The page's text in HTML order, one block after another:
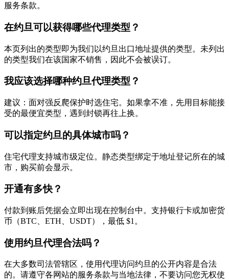
服务条款。
在约旦可以获得哪些代理类型？
本页列出的类型即为我们以约旦出口地址提供的类型。未列出
的类型我们在该国家不销售，因此不会被误订。
我应该选择哪种约旦代理类型？
建议：面对强反爬保护时选住宅。如果拿不准，先用目标能接
受的最便宜类型，遇到封锁再往上换。
可以指定约旦的具体城市吗？
住宅代理支持城市级定位。静态类型绑定于地址登记所在的城
市，购买前会显示。
开通有多快？
付款到账后凭据会立即出现在控制台中。支持银行卡或加密货
币（BTC、ETH、USDT），最低 $1。
使用约旦代理合法吗？
在大多数司法管辖区，使用代理访问约旦的公开内容是合法
的。请遵守各网站的服务条款与当地法律，不要访问您无权使